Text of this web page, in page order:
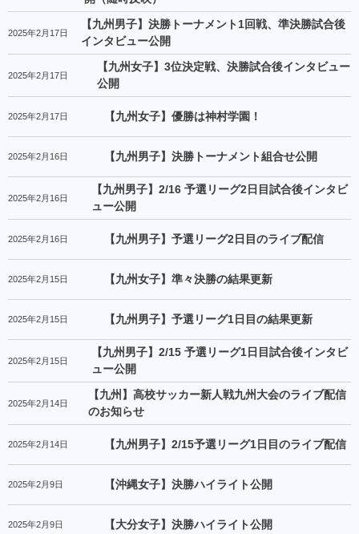
2025年2月17日
【九州男子】決勝トーナメント1回戦、準決勝試合後
インタビュー公開
2025年2月17日
【九州女子】3位決定戦、決勝試合後インタビュー
公開
2025年2月17日 【九州女子】優勝は神村学園！
2025年2月16日 【九州男子】決勝トーナメント組合せ公開
2025年2月16日
【九州男子】2/16 予選リーグ2日目試合後インタビ
ュー公開
2025年2月16日 【九州男子】予選リーグ2日目のライブ配信
2025年2月15日 【九州女子】準々決勝の結果更新
2025年2月15日 【九州男子】予選リーグ1日目の結果更新
2025年2月15日
【九州男子】2/15 予選リーグ1日目試合後インタビ
ュー公開
2025年2月14日
【九州】高校サッカー新人戦九州大会のライブ配信
のお知らせ
2025年2月14日 【九州男子】2/15予選リーグ1日目のライブ配信
2025年2月9日 【沖縄女子】決勝ハイライト公開
2025年2月9日 【大分女子】決勝ハイライト公開